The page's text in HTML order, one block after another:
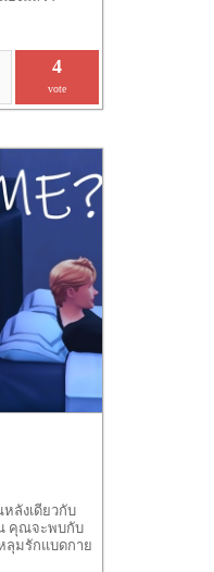
4
vote
ลังเดียวกับ
คุณจะพบกับ
มรักแบดกาย